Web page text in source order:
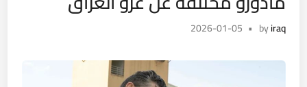
byiraq
•
2026-01-05